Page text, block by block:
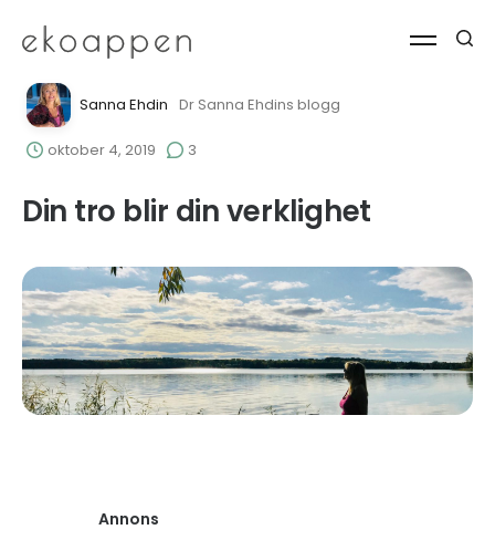
Sanna Ehdin Dr Sanna Ehdins blogg
oktober 4, 2019 3
Din tro blir din verklighet
Annons